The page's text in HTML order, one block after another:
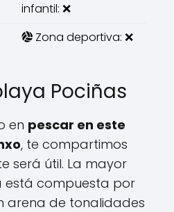
infantil: ❌
Zona deportiva: ❌
Pociñas
en pescar en este
, te compartimos
será útil. La mayor
compuesta por
arena de tonalidades